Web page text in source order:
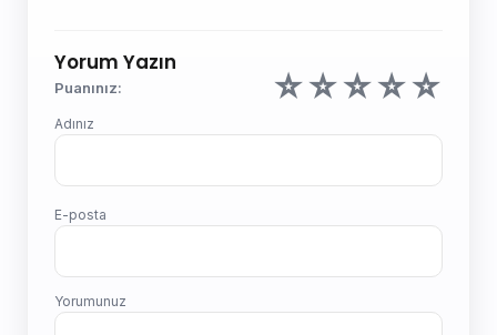
Yorum Yazın
Puanınız: ☆☆☆☆☆
Adınız
E-posta
Yorumunuz